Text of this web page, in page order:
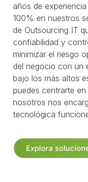
años de
100% en nuestros
de Outsourcing IT
confiabilidad y
minimizar el riesgo
del negocio con un
bajo los más altos
puedes centrarte
nosotros nos
tecnológica
Explora